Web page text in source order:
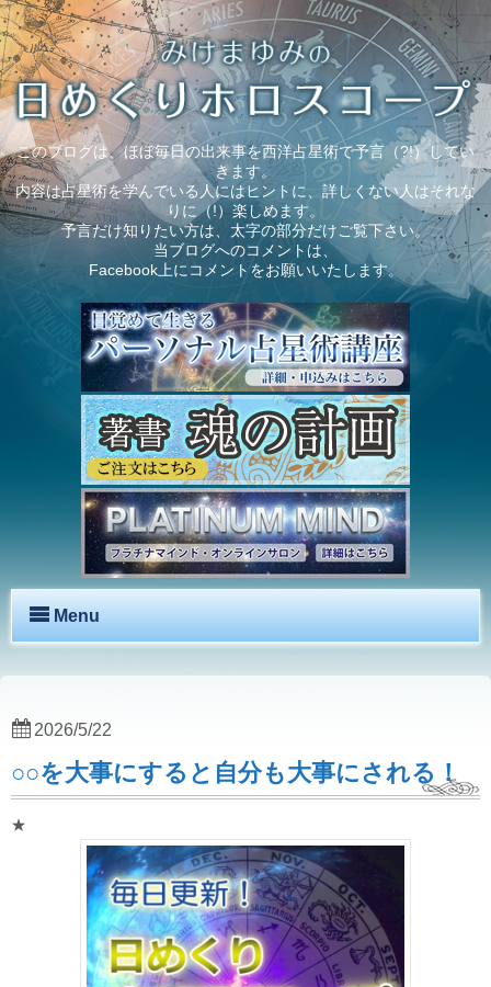
このブログは、ほぼ毎日の出来事を西洋占星術で予言（?!）してい
きます。
内容は占星術を学んでいる人にはヒントに、詳しくない人はそれな
りに（!）楽しめます。
予言だけ知りたい方は、太字の部分だけご覧下さい。
当ブログへのコメントは、
Facebook上にコメントをお願いいたします。
Menu
○○を大事にすると自分も大事にされる！
★
2026/5/22